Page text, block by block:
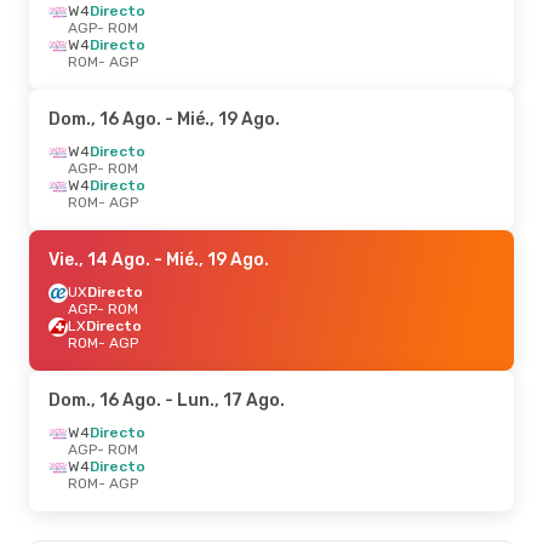
W4Directo
AGP- ROM
W4Directo
ROM- AGP
Dom., 16 Ago. - Mié., 19 Ago.
W4Directo
AGP- ROM
W4Directo
ROM- AGP
Vie., 14 Ago. - Mié., 19 Ago.
UXDirecto
AGP- ROM
LXDirecto
ROM- AGP
Dom., 16 Ago. - Lun., 17 Ago.
W4Directo
AGP- ROM
W4Directo
ROM- AGP